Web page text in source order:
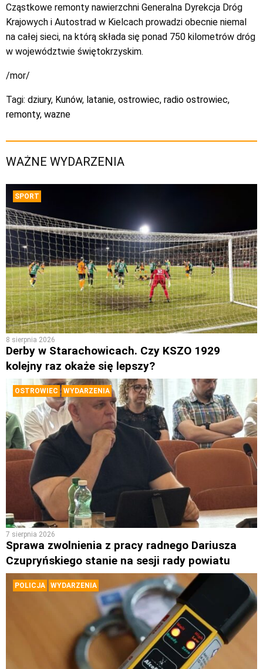
Cząstkowe remonty nawierzchni Generalna Dyrekcja Dróg
Krajowych i Autostrad w Kielcach prowadzi obecnie niemal
na całej sieci, na którą składa się ponad 750 kilometrów dróg
w województwie świętokrzyskim.
/mor/
Tagi: dziury, Kunów, latanie, ostrowiec, radio ostrowiec,
remonty, wazne
WAŻNE WYDARZENIA
SPORT
8 sierpnia 2026
Derby w Starachowicach. Czy KSZO 1929
kolejny raz okaże się lepszy?
OSTROWIEC WYDARZENIA
7 sierpnia 2026
Sprawa zwolnienia z pracy radnego Dariusza
Czupryńskiego stanie na sesji rady powiatu
POLICJA WYDARZENIA